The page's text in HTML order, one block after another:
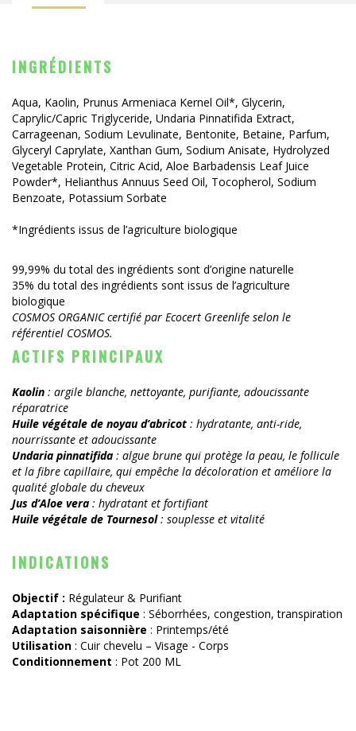
INGRÉDIENTS
Aqua, Kaolin, Prunus Armeniaca Kernel Oil*, Glycerin,
Caprylic/Capric Triglyceride, Undaria Pinnatifida Extract,
Carrageenan, Sodium Levulinate, Bentonite, Betaine, Parfum,
Glyceryl Caprylate, Xanthan Gum, Sodium Anisate, Hydrolyzed
Vegetable Protein, Citric Acid, Aloe Barbadensis Leaf Juice
Powder*, Helianthus Annuus Seed Oil, Tocopherol, Sodium
Benzoate, Potassium Sorbate
*Ingrédients issus de l’agriculture biologique
99,99% du total des ingrédients sont d’origine naturelle
35% du total des ingrédients sont issus de l’agriculture
biologique
COSMOS ORGANIC certifié par Ecocert Greenlife selon le
référentiel COSMOS.
ACTIFS PRINCIPAUX
Kaolin : argile blanche, nettoyante, purifiante, adoucissante
réparatrice
Huile végétale de noyau d’abricot : hydratante, anti-ride,
nourrissante et adoucissante
Undaria pinnatifida : algue brune qui protège la peau, le follicule
et la fibre capillaire, qui empêche la décoloration et améliore la
qualité globale du cheveux
Jus d’Aloe vera : hydratant et fortifiant
Huile végétale de Tournesol: souplesse et vitalité
INDICATIONS
Objectif : Régulateur & Purifiant
Adaptation spécifique : Séborrhées, congestion, transpiration
Adaptation saisonnière : Printemps/été
Utilisation : Cuir chevelu – Visage - Corps
Conditionnement : Pot 200 ML